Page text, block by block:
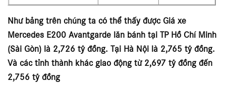
Như bảng trên chúng ta có thể thấy được Giá xe
Mercedes E200 Avantgarde lăn bánh tại TP Hồ Chí Minh
(Sài Gòn) là 2,726 tỷ đồng. Tại Hà Nội là 2,765 tỷ đồng.
Và các tỉnh thành khác giao động từ 2,697 tỷ đồng đến
2,756 tỷ đồng